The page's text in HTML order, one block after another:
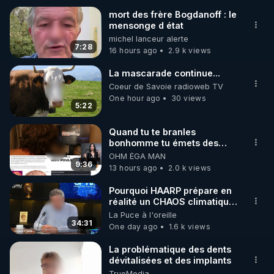
🌱 INSTAGRAM
https://www.instagram.com/rdlr_thierrycasasnovas/
http://rgnr.li/instagram
🌱 LA NEWSLETTER
Pour ne pas rater l’actualité RGNR (stages,
http://rgnr.li/news
🌱 VIDÉOS NON CENSURÉES SUR ODYSEE
Toutes les vidéos Youtube sont aussi sur la
http://rgnr.li/odysee
🌱 LES STAGES EN PRÉSENTIEL
7:28
mort des frère Bogdanoff : le
mensonge d état
michel lanceur alerte
16 hours ago
2.9 k views
5:22
La mascarade continue...
Coeur de Savoie radioweb TV
One hour ago
30 views
9:36
Quand tu te branles
bonhomme tu émets des
ondes ils ont juste omis de
t'expliquer
OHM ÉGA MAN
13 hours ago
2.0 k views
34:31
Pourquoi HAARP prépare en
réalité un CHAOS climatique,
on répond
La Puce à l'oreille
One day ago
1.6 k views
La problématique des dents
dévitalisées et des implants